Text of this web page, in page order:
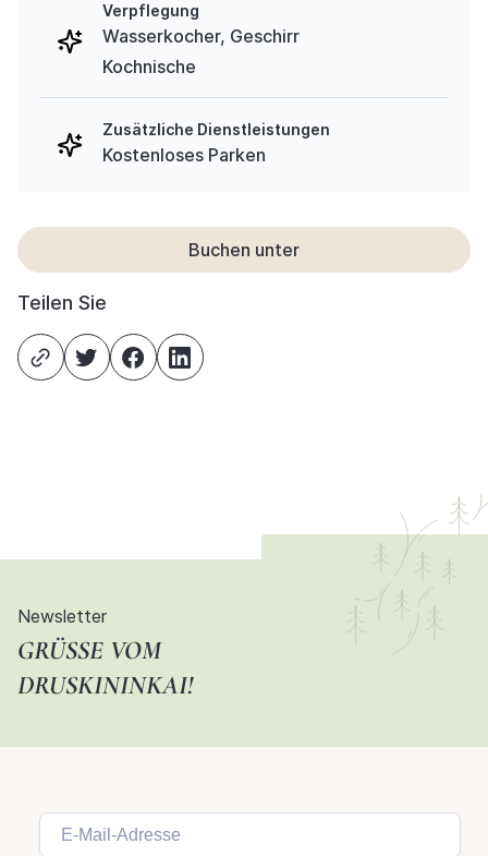
Verpflegung
Wasserkocher, Geschirr
Kochnische
Zusätzliche Dienstleistungen
Kostenloses Parken
Buchen unter
Teilen Sie
Newsletter
GRÜSSE VOM D
RUSKININKAI!